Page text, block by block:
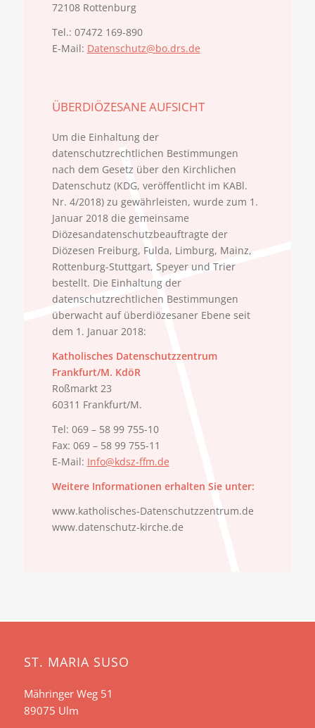
72108 Rottenburg
Tel.: 07472 169-890
E-Mail: Datenschutz@bo.drs.de
ÜBERDIÖZESANE AUFSICHT
Um die Einhaltung der
datenschutzrechtlichen Bestimmungen
nach dem Gesetz über den Kirchlichen
Datenschutz (KDG, veröffentlicht im KABl.
Nr. 4/2018) zu gewährleisten, wurde zum 1.
Januar 2018 die gemeinsame
Diözesandatenschutzbeauftragte der
Diözesen Freiburg, Fulda, Limburg, Mainz,
Rottenburg-Stuttgart, Speyer und Trier
bestellt. Die Einhaltung der
datenschutzrechtlichen Bestimmungen
überwacht auf überdiözesaner Ebene seit
dem 1. Januar 2018:
Katholisches Datenschutzzentrum
Frankfurt/M. KdöR
Roßmarkt 23
60311 Frankfurt/M.
Tel: 069 – 58 99 755-10
Fax: 069 – 58 99 755-11
E-Mail: Info@kdsz-ffm.de
Weitere Informationen erhalten Sie unter:
www.katholisches-Datenschutzzentrum.de
www.datenschutz-kirche.de
ST. MARIA SUSO
Mähringer Weg 51
89075 Ulm